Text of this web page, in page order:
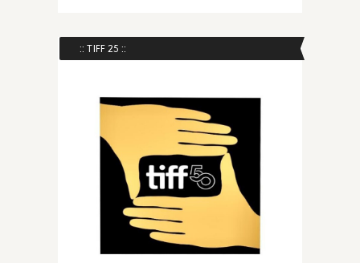
:: TIFF 25 ::